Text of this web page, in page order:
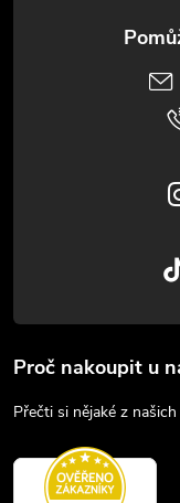
Proč nakoupit u
Přečti si nějaké z našich